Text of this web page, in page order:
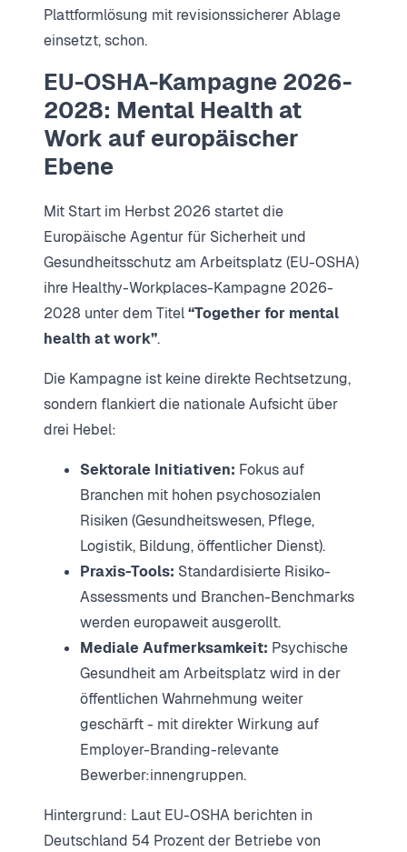
Plattformlösung mit revisionssicherer Ablage
einsetzt, schon.
EU-OSHA-Kampagne 2026-
2028: Mental Health at
Work auf europäischer
Ebene
Mit Start im Herbst 2026 startet die
Europäische Agentur für Sicherheit und
Gesundheitsschutz am Arbeitsplatz (EU-OSHA)
ihre Healthy-Workplaces-Kampagne 2026-
2028 unter dem Titel“Together for mental
health at work”.
Die Kampagne ist keine direkte Rechtsetzung,
sondern flankiert die nationale Aufsicht über
drei Hebel:
Sektorale Initiativen: Fokus auf
Branchen mit hohen psychosozialen
Risiken (Gesundheitswesen, Pflege,
Logistik, Bildung, öffentlicher Dienst).
Praxis-Tools: Standardisierte Risiko-
Assessments und Branchen-Benchmarks
werden europaweit ausgerollt.
Mediale Aufmerksamkeit: Psychische
Gesundheit am Arbeitsplatz wird in der
öffentlichen Wahrnehmung weiter
geschärft - mit direkter Wirkung auf
Employer-Branding-relevante
Bewerber:innengruppen.
Hintergrund: Laut EU-OSHA berichten in
Deutschland 54 Prozent der Betriebe von